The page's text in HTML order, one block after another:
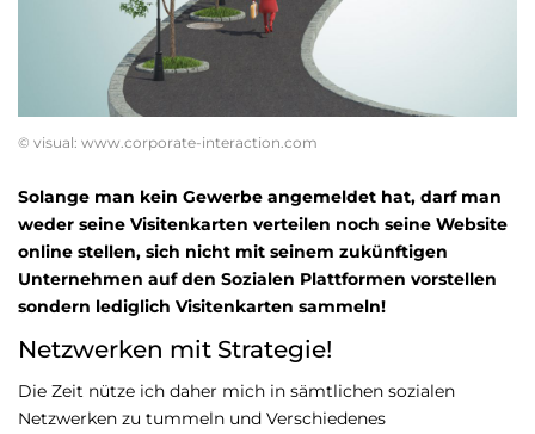
© visual: www.corporate-interaction.com
Solange man kein Gewerbe angemeldet hat, darf man
weder seine Visitenkarten verteilen noch seine Website
online stellen, sich nicht mit seinem zukünftigen
Unternehmen auf den Sozialen Plattformen vorstellen
sondern lediglich Visitenkarten sammeln!
Netzwerken mit Strategie!
Die Zeit nütze ich daher mich in sämtlichen sozialen
Netzwerken zu tummeln und Verschiedenes